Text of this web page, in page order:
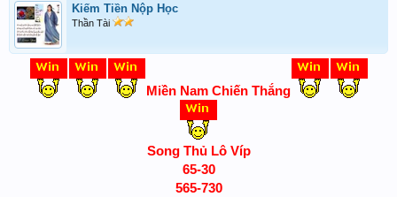
Kiếm Tiền Nộp Học
Thần Tài
Miền Nam Chiến Thắng
Song Thủ Lô Víp
65-30
565-730